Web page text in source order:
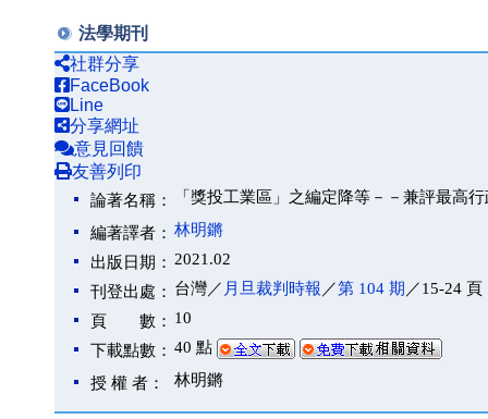
法學期刊
社群分享
FaceBook
Line
分享網址
意見回饋
友善列印
論著名稱： 「獎投工業區」之編定降等－－兼評最高
編著譯者： 林明鏘
出版日期： 2021.02
刊登出處： 台灣／ 月旦裁判時報 ／第 104 期 ／15-24 頁
頁 數： 10
下載點數： 40 點
授 權 者： 林明鏘